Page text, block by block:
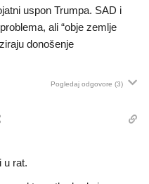
uspon Trumpa. SAD i
ali “obje zemlje
donošenje
Pogledaj odgovore (3)
u rat.